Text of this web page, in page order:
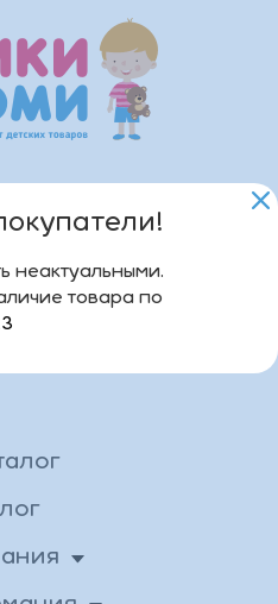
неактуальными.
товара по